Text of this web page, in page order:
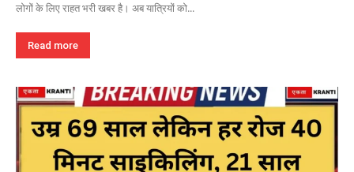
लोगों के लिए राहत भरी खबर है। अब यात्रियों को...
Read more